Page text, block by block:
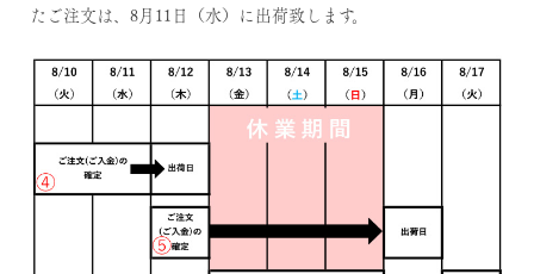
たご注文は、8月11日（水）に出荷致します。